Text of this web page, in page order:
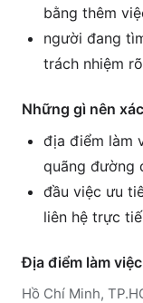
bằng thêm
người đang
trách nhiệm
Những gì nên
địa điểm làm
quãng đường
đầu việc ưu
liên hệ trực
Địa điểm làm việc
Hồ Chí Minh,